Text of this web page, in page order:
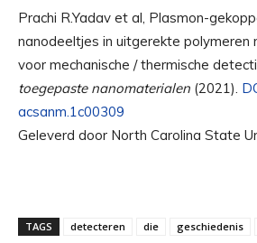
Prachi R.Yadav et al, Plasmon-
nanodeeltjes in uitgerekte polymeren
voor mechanische / thermische
toegepaste nanomaterialen (2021).
acsanm.1c00309
Geleverd door North Carolina State
TAGS detecteren die geschiedenis